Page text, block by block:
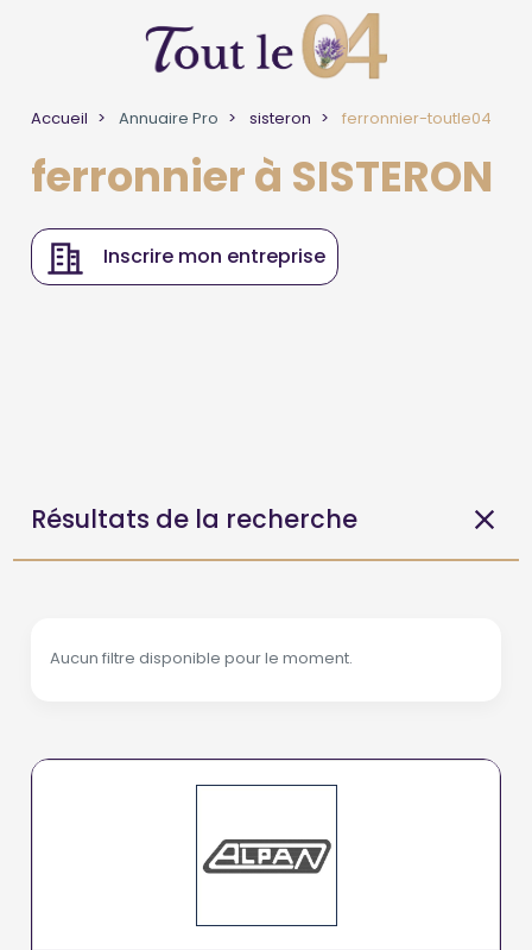
Accueil Annuaire Pro sisteron ferronnier-toutle04
ferronnier à SISTERON
Inscrire mon entreprise
Résultats de la recherche
Aucun filtre disponible pour le moment.